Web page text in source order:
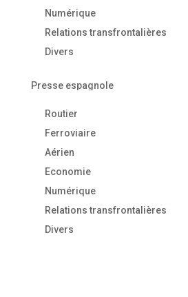
Numérique
Relations transfrontalières
Divers
Presse espagnole
Routier
Ferroviaire
Aérien
Economie
Numérique
Relations transfrontalières
Divers